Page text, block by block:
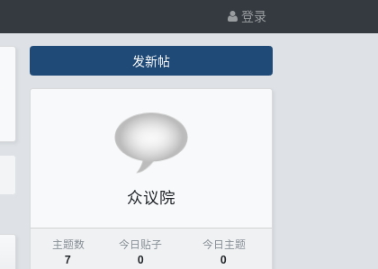
登录
发新帖
众议院
主题数
7
今日贴子
0
今日主题
0